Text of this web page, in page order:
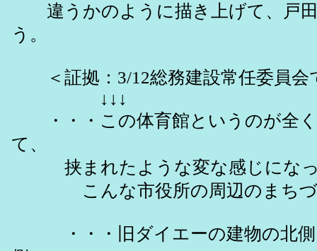
違うかのように描き上げて、戸田
う。
＜証拠：3/12総務建設常任委員会
↓↓↓
・・・この体育館というのが全く
て、
挟まれたような変な感じに
こんな市役所の周辺のまちづく
・・・旧ダイエーの建物の北側